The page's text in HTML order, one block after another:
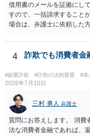
借用書のメールを証拠にし
すので、一括請求すること
場合は、弁護士に依頼した
さい。
4 詐欺でも消費者金
#副業詐欺 #詐欺の法的措置 #本
2026年7月10日
三村 勇人 弁護士
質問にお答えします。 消費
法な消費者金融であれば、